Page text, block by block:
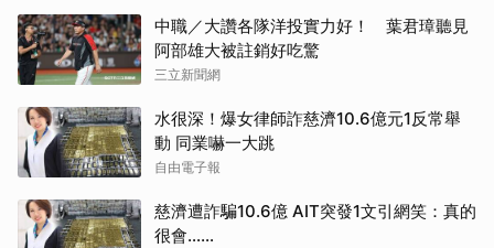
中職／大讚各隊洋投實力好！ 葉君璋聽見
阿部雄大被註銷好吃驚
三立新聞網
水很深！爆女律師詐慈濟10.6億元1反常舉
動 同業嚇一大跳
自由電子報
慈濟遭詐騙10.6億 AIT突發1文引網笑：真的
很會……